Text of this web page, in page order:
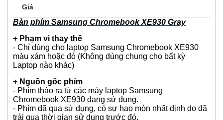
Xuất xứ
Trọng lượng
Pin
Hệ Điều Hành